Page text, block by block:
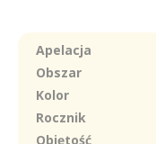
Apelacja
Obszar
Kolor
Rocznik
Objętość